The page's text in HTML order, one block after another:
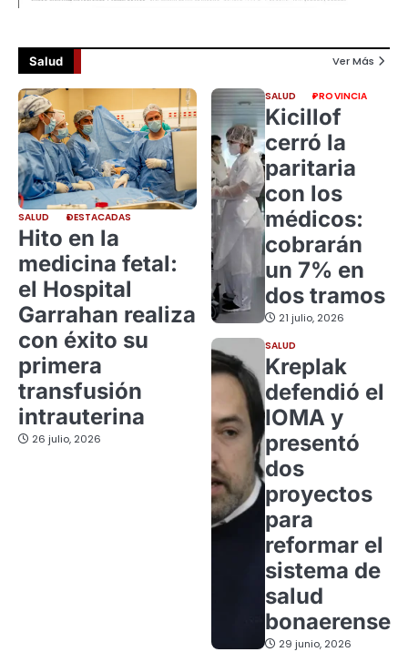
Salud Ver Más
SALUD DESTACADAS
Hito en la
medicina fetal:
el Hospital
Garrahan realiza
con éxito su
primera
transfusión
intrauterina
26 julio, 2026
SALUD PROVINCIA
Kicillof
cerró la
paritaria
con los
médicos:
cobrarán
un 7% en
dos tramos
21 julio, 2026
SALUD
Kreplak
defendió el
IOMA y
presentó
dos
proyectos
para
reformar el
sistema de
salud
bonaerense
29 junio, 2026